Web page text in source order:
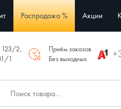
Распродажа % Акции
123/2,
1
Приём заказов
Без выходных